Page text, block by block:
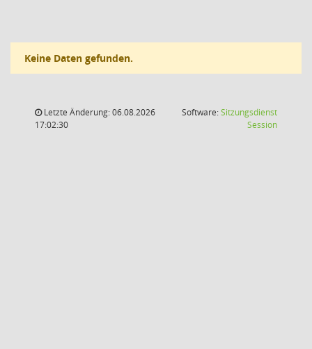
Keine Daten gefunden.
Letzte Änderung: 06.08.2026
17:02:30
Software:Sitzungsdienst
Session(Wird in